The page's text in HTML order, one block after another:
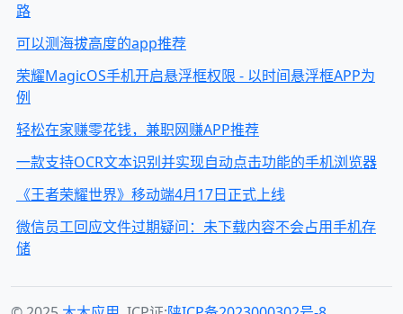
路
可以测海拔高度的app推荐
荣耀MagicOS手机开启悬浮框权限 - 以时间悬浮框APP为
例
轻松在家赚零花钱，兼职网赚APP推荐
一款支持OCR文本识别并实现自动点击功能的手机浏览器
《王者荣耀世界》移动端4月17日正式上线
微信员工回应文件过期疑问：未下载内容不会占用手机存
储